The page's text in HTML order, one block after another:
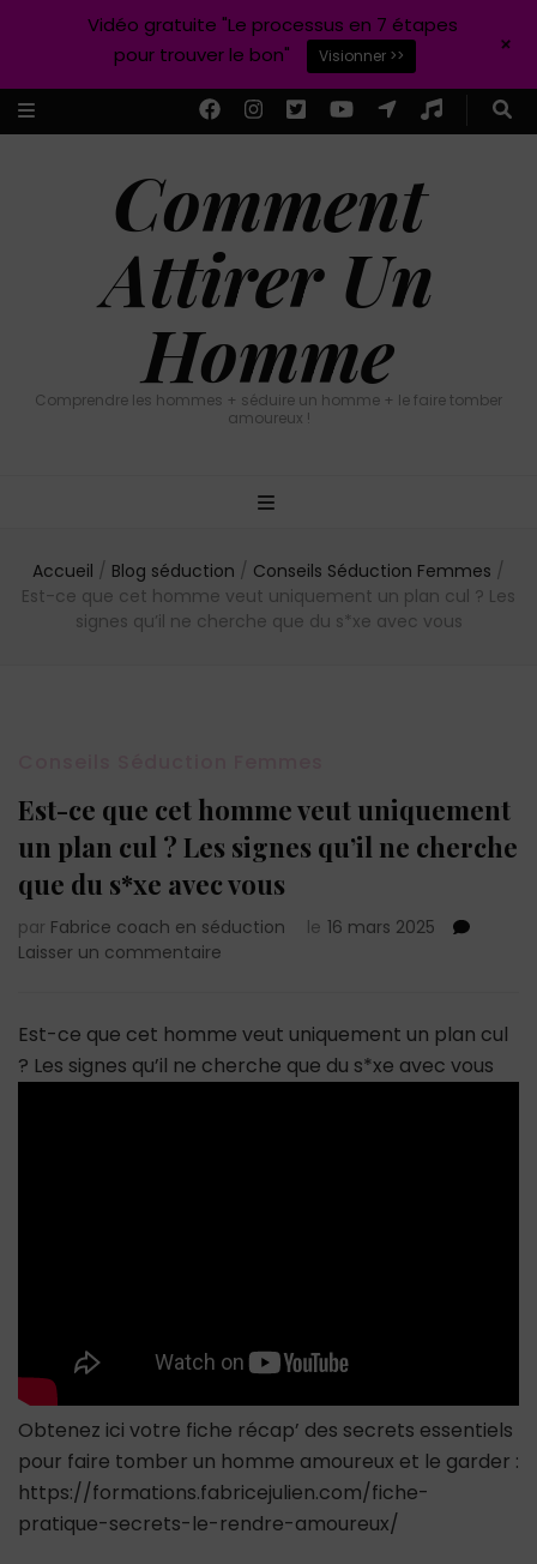
Comment
Attirer Un
Homme
Comprendre les hommes + séduire un homme + le faire tomber
amoureux !
Accueil / Blog séduction / Conseils Séduction Femmes /
Est-ce que cet homme veut uniquement un plan cul ? Les
signes qu’il ne cherche que du s*xe avec vous
Est-ce que cet homme veut uniquement
un plan cul ? Les signes qu’il ne cherche
que du s*xe avec vous
par Fabrice coach en séduction le 16 mars 2025
Laisser un commentaire
que
homme
cherche
que
du
s*xe
avec
vous
Est-ce que cet homme veut uniquement un plan cul
? Les signes qu’il ne cherche que du s*xe avec vous
Obtenez ici votre fiche récap’ des secrets essentiels
pour faire tomber un homme amoureux et le garder :
https://formations.fabricejulien.com/fiche-
pratique-secrets-le-rendre-amoureux/
Vidéo gratuite "Le processus en 7 étapes
pour trouver le bon"
Visionner >> +